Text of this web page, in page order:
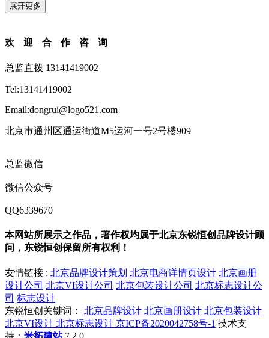
展开更多
欢迎合作咨询
总监直拨 13141419002
Tel:13141419002
Email:dongrui@logo521.com
北京市通州区通运街道M5运河一号2号楼909
总监微信
微信公众号
QQ6339670
本网站所展示之作品，著作权均属于北京东锐恒创品牌设计顾
问，东锐恒创保留所有权利！
友情链接 : 北京品牌设计策划 北京电商详情页设计 北京画册
设计公司 北京VI设计公司 北京包装设计公司 北京标志设计公
司 标志设计
东锐恒创关键词：
北京品牌设计 北京画册设计 北京包装设计
北京VI设计 北京标志设计 京ICP备2020042758号-1 技术支
持： 米拓建站 7.2.0